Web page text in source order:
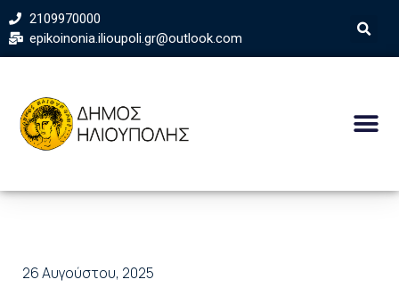
2109970000
epikoinonia.ilioupoli.gr@outlook.com
26 Αυγούστου, 2025